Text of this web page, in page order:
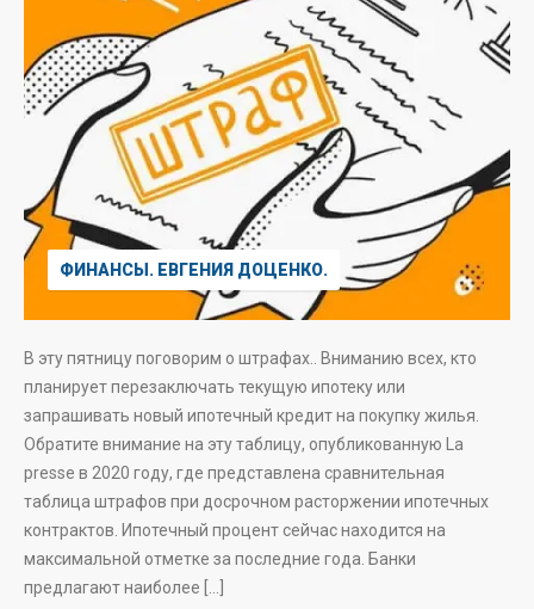
ФИНАНСЫ. ЕВГЕНИЯ ДОЦЕНКО.
В эту пятницу поговорим о штрафах.. Вниманию всех, кто
планирует перезаключать текущую ипотеку или
запрашивать новый ипотечный кредит на покупку жилья.
Обратите внимание на эту таблицу, опубликованную La
presse в 2020 году, где представлена сравнительная
таблица штрафов при досрочном расторжении ипотечных
контрактов. Ипотечный процент сейчас находится на
максимальной отметке за последние года. Банки
предлагают наиболее […]